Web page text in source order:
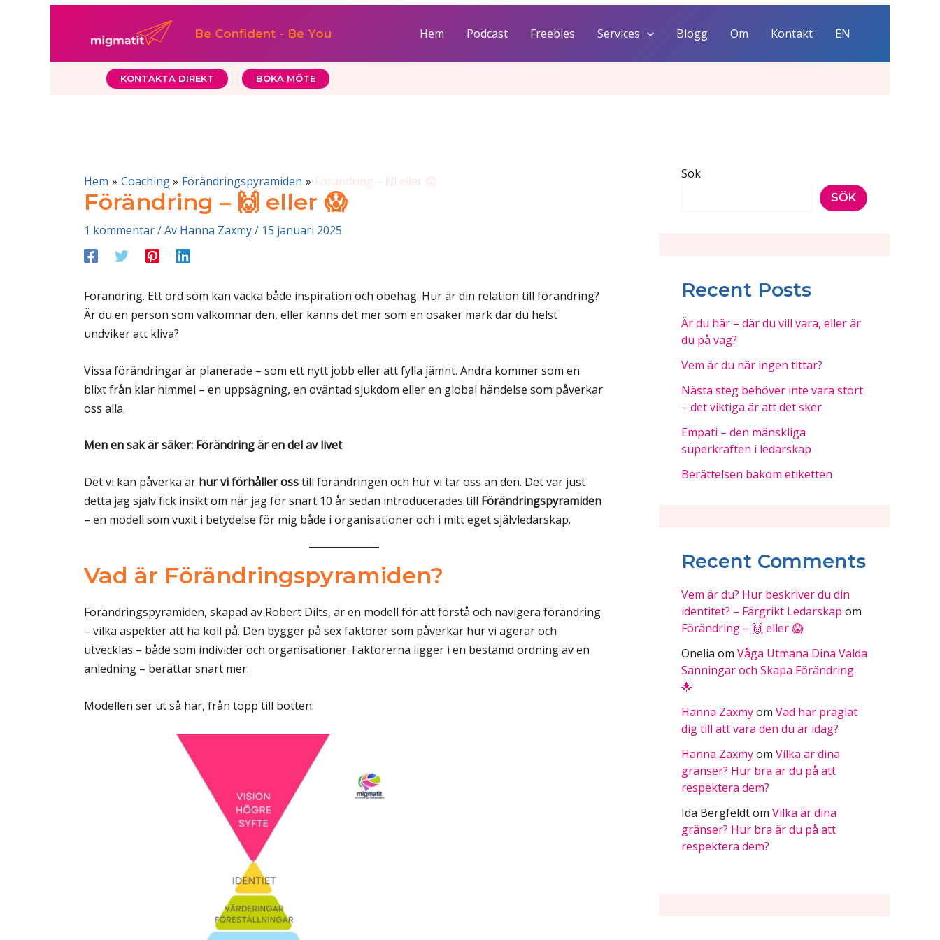
Be Confident - Be You Hem Podcast Freebies Services Blogg Om Kontakt EN
KONTAKTA DIREKT BOKA MÖTE
Hem Coaching Förändringspyramiden Förändring – 🙌 eller 😱
Förändring – 🙌 eller 😱
1 kommentar/ Av Hanna Zaxmy/ 15 januari 2025
Förändring. Ett ord som kan väcka både inspiration och obehag. Hur är din relation till förändring?
Är du en person som välkomnar den, eller känns det mer som en osäker mark där du helst
undviker att kliva?
Vissa förändringar är planerade – som ett nytt jobb eller att fylla jämnt. Andra kommer som en
blixt från klar himmel – en uppsägning, en oväntad sjukdom eller en global händelse som påverkar
oss alla.
Men en sak är säker: Förändring är en del av livet
Det vi kan påverka är hur vi förhåller osstill förändringen och hur vi tar oss an den. Det var just
detta jag själv fick insikt om när jag för snart 10 år sedan introducerades till Förändringspyramiden
– en modell som vuxit i betydelse för mig både i organisationer och i mitt eget självledarskap.
Vad är Förändringspyramiden?
Förändringspyramiden, skapad av Robert Dilts, är en modell för att förstå och navigera förändring
– vilka aspekter att ha koll på. Den bygger på sex faktorer som påverkar hur vi agerar och
utvecklas – både som individer och organisationer. Faktorerna ligger i en bestämd ordning av en
anledning – berättar snart mer.
Modellen ser ut så här, från topp till botten:
Sök
SÖK
Recent Posts
Är du här – där du vill vara, eller är
du på väg?
Vem är du när ingen tittar?
Nästa steg behöver inte vara stort
– det viktiga är att det sker
Empati – den mänskliga
superkraften i ledarskap
Berättelsen bakom etiketten
Recent Comments
Vem är du? Hur beskriver du din
identitet? – Färgrikt Ledarskap om
Förändring – 🙌 eller 😱
Onelia om Våga Utmana Dina Valda
Sanningar och Skapa Förändring
🌟
Hanna Zaxmyom Vad har präglat
dig till att vara den du är idag?
Hanna Zaxmyom Vilka är dina
gränser? Hur bra är du på att
respektera dem?
Ida Bergfeldtom Vilka är dina
gränser? Hur bra är du på att
respektera dem?